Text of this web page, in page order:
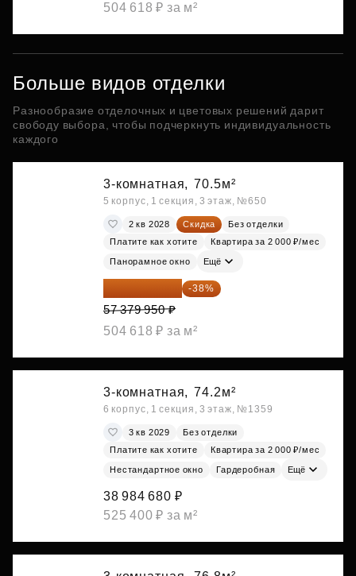
504 618 ₽ за м²
Больше видов отделки
Разнообразие отделочных и цветовых решений дарит
свободу выбора, чтобы подчеркнуть индивидуальность
каждого
3-комнатная, 70.5м²
5 корпус, 1 секция, 3 этаж, №650
2 кв 2028 Скидка
Без отделки
Платите как хотите
Квартира за 2 000 ₽/мес
Панорамное окно Ещё
35 575 569 ₽ -38%
57 379 950 ₽
504 618 ₽ за м²
3-комнатная, 74.2м²
6 корпус, 1 секция, 3 этаж, №1359
3 кв 2029
Без отделки
Платите как хотите
Квартира за 2 000 ₽/мес
Нестандартное окно Гардеробная Ещё
38 984 680 ₽
525 400 ₽ за м²